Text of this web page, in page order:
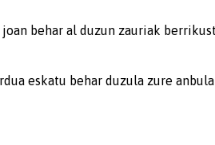
behar al duzun zauriak
eskatu behar duzula zure